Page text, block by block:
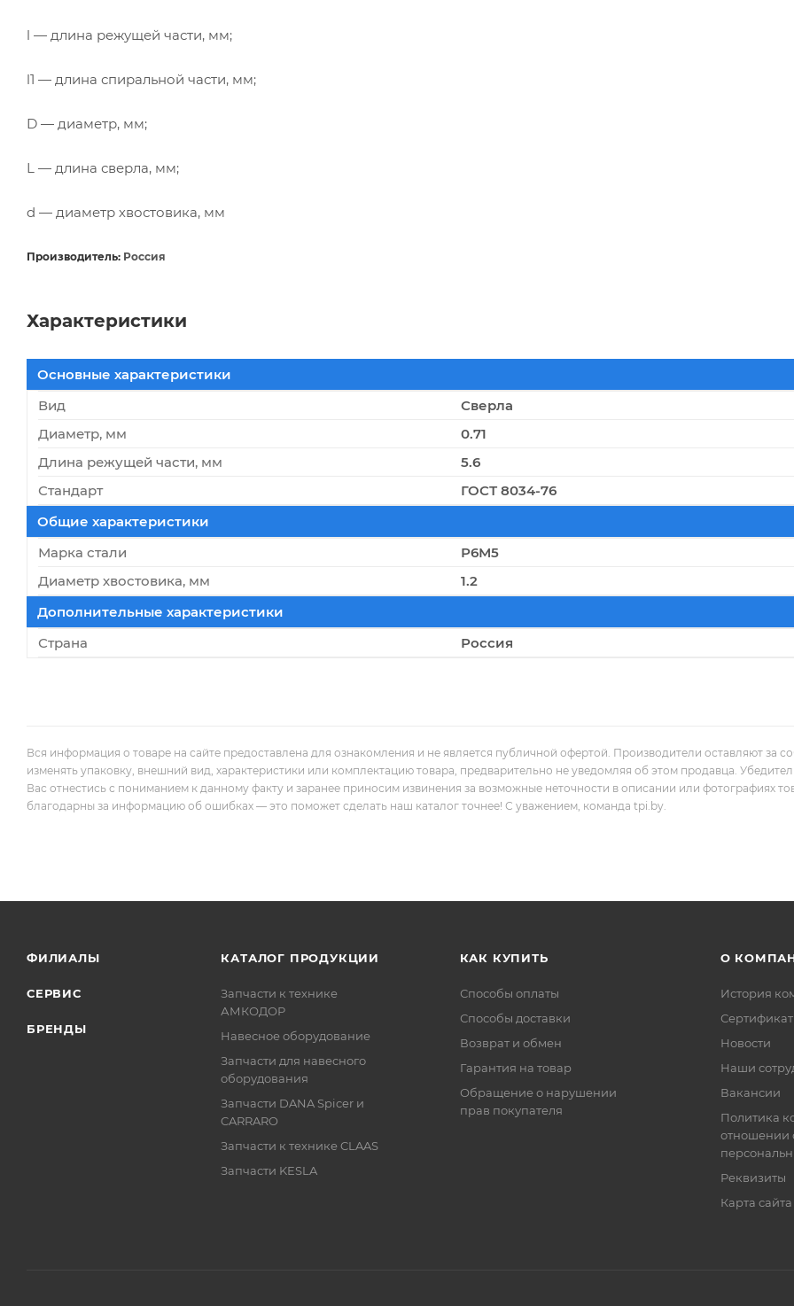
l — длина режущей части, мм;
l1 — длина спиральной части, мм;
D — диаметр, мм;
L — длина сверла, мм;
d — диаметр хвостовика, мм
Производитель: Россия
Характеристики
Основные характеристики
Вид
Сверла
Диаметр, мм
0.71
Длина режущей части, мм
5.6
Стандарт
ГОСТ 8034-76
Общие характеристики
Марка стали
Р6М5
Диаметр хвостовика, мм
1.2
Дополнительные характеристики
Страна
Россия
Вся информация о товаре на сайте предоставлена для ознакомления и не является публичной офертой. Производители оставляют за
изменять упаковку, внешний вид, характеристики или комплектацию товара, предварительно не уведомляя об этом продавца.
Вас отнестись с пониманием к данному факту и заранее приносим извинения за возможные неточности в описании или фотографиях
благодарны за информацию об ошибках — это поможет сделать наш каталог точнее! С уважением, команда tpi.by.
ФИЛИАЛЫ
СЕРВИС
БРЕНДЫ
КАТАЛОГ ПРОДУКЦИИ
Запчасти к технике
АМКОДОР
Навесное оборудование
Запчасти для навесного
оборудования
Запчасти DANA Spicer и
CARRARO
Запчасти к технике CLAAS
Запчасти KESLA
КАК КУПИТЬ
Способы оплаты
Способы доставки
Возврат и обмен
Гарантия на товар
Обращение о нарушении
прав покупателя
О
История
Новости
Наши
Вакансии
Политика
отношении
Реквизиты
Карта сайта